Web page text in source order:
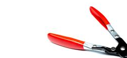
est fixé sans soudure, c'est-à-dire sous
de distribution, fils mobiles (rallonges), etc. La pince à sertir
automatique HSC8 16-4 convient aux
câbles isolés et non isolés d'une section
2,76 à 4,5 mm) Poids de la pince : 0,53kg